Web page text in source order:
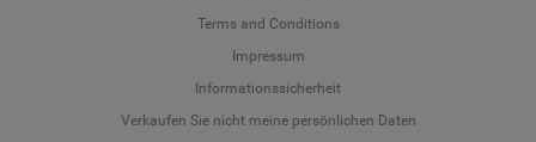
Terms and Conditions
Impressum
Informationssicherheit
Verkaufen Sie nicht meine persönlichen Daten
Deutsch